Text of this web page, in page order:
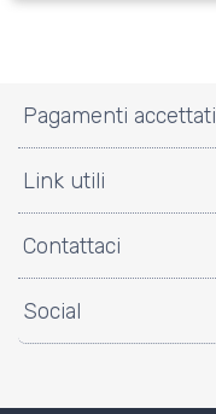
Pagamenti accettati
Link utili
Contattaci
Social